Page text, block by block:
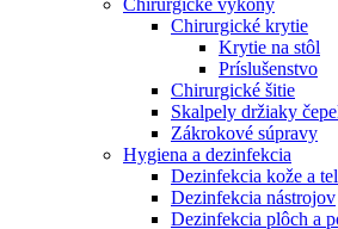
Chirurgické výkony
Chirurgické krytie
Krytie na stôl
Príslušenstvo
Chirurgické šitie
Skalpely držiaky
Zákrokové súpravy
Hygiena a dezinfekcia
Dezinfekcia kože a
Dezinfekcia nástrojov
Dezinfekcia plôch a